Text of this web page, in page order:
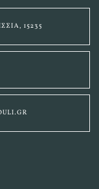
15235